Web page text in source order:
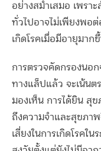
อย่างสม่ำเสมอ เพรา
ทั่วไปอาจไม่เพียงพอต่
เกิดโรคเมื่อมีอายุมาก
การตรวจคัดกรองนอก
ทางแล็ปแล้ว จะเน้นต
มองเห็น การได้ยิน สุ
ถึงความจำและสุขภา
เสี่ยงในการเกิดโรคใ